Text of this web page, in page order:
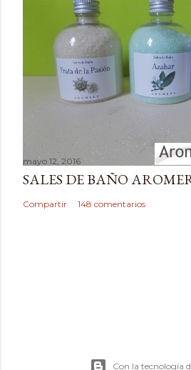
o
mayo 12, 2016
SALES DE BAÑO
Compartir 148 comentarios
Con la tecnología